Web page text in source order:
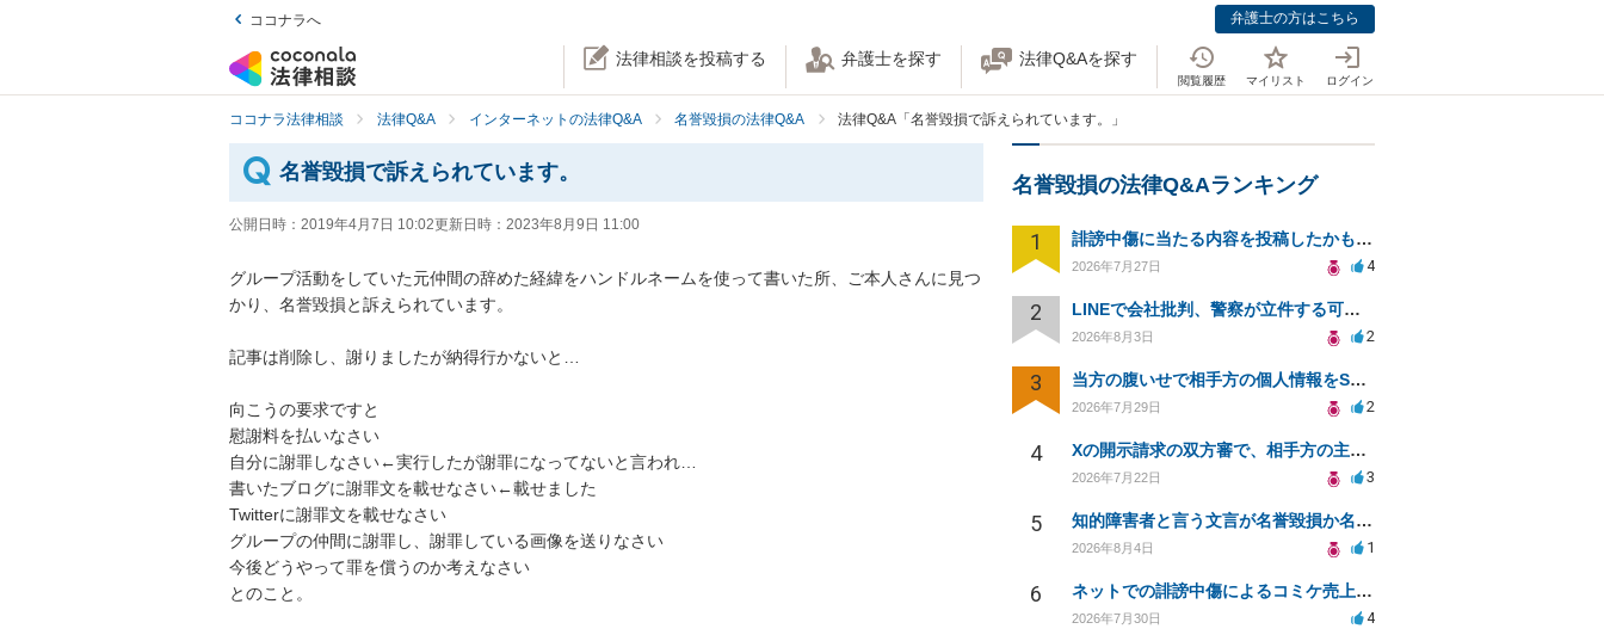
ココナラへ 弁護士の方はこちら
法律相談を投稿する 弁護士を探す 法律Q&Aを探す
閲覧履歴 マイリスト ログイン
ココナラ法律相談 法律Q&A インターネットの法律Q&A 名誉毀損の法律Q&A 法律Q&A「名誉毀損で訴えられています。」
名誉毀損で訴えられています。
公開日時： 2019年4月7日 10:02更新日時： 2023年8月9日 11:00
グループ活動をしていた元仲間の辞めた経緯をハンドルネームを使って書いた所、ご本人さんに見つ
かり、名誉毀損と訴えられています。
記事は削除し、謝りましたが納得行かないと…
向こうの要求ですと
慰謝料を払いなさい
自分に謝罪しなさい←実行したが謝罪になってないと言われ…
書いたブログに謝罪文を載せなさい←載せました
Twitterに謝罪文を載せなさい
グループの仲間に謝罪し、謝罪している画像を送りなさい
今後どうやって罪を償うのか考えなさい
とのこと。
名誉毀損の法律Q&Aランキング
1 誹謗中傷に当たる内容を投稿したかもしれない。開示請求や民事刑事裁判に発展しうるのか教えて欲しい。
2026年7月27日 4
2 LINEで会社批判、警察が立件する可能性は？
2026年8月3日 2
3 当方の腹いせで相手方の個人情報をSNSで晒してしまい名誉毀損させてしまったかもしれない
2026年7月29日 2
4 Xの開示請求の双方審で、相手方の主張が口頭ばかりで把握しきれません
2026年7月22日 3
5 知的障害者と言う文言が名誉毀損か名誉感情の侵害になるか教えてほしい。
2026年8月4日 1
6 ネットでの誹謗中傷によるコミケ売上減少、損害賠償は可能か？
2026年7月30日 4